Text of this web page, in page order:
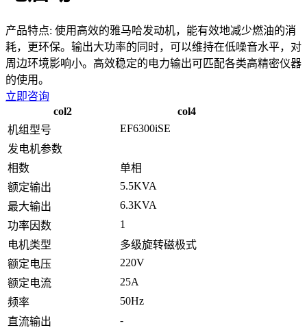
产品特点: 使用高效的雅马哈发动机，能有效地减少燃油的消
耗，更环保。输出大功率的同时，可以维持在低噪音水平，对
周边环境影响小。高效稳定的电力输出可匹配各类高精密仪器
的使用。
立即咨询
col2
col4
机组型号
EF6300iSE
发电机参数
相数
单相
额定输出
5.5KVA
最大输出
6.3KVA
功率因数
1
电机类型
多级旋转磁极式
额定电压
220V
额定电流
25A
频率
50Hz
直流输出
-